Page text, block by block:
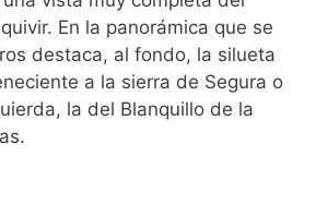
En la panorámica que se
destaca, al fondo, la silueta
a la sierra de Segura o
la del Blanquillo de la